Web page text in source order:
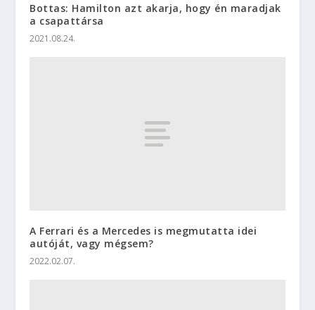
Bottas: Hamilton azt akarja, hogy én maradjak
a csapattársa
2021.08.24.
A Ferrari és a Mercedes is megmutatta idei
autóját, vagy mégsem?
2022.02.07.